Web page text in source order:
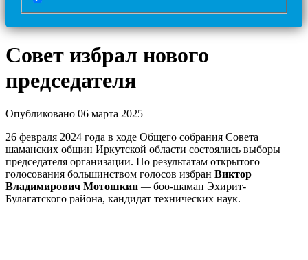
Совет избрал нового
председателя
Опубликовано 06 марта 2025
26 февраля 2024 года в ходе Общего собрания Совета
шаманских общин Иркутской области состоялись выборы
председателя организации. По результатам открытого
голосования большинством голосов избран Виктор
Владимирович Мотошкин —бөө-шаман Эхирит-
Булагатского района, кандидат технических наук.